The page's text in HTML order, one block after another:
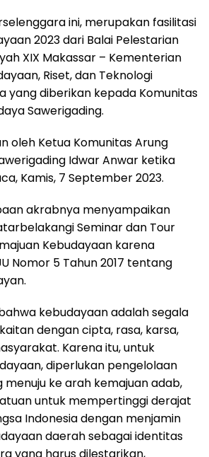
ini, merupakan fasilitasi
2023 dari Balai Pelestarian
XIX Makassar – Kementerian
Riset, dan Teknologi
yang diberikan kepada Komunitas
Sawerigading.
oleh Ketua Komunitas Arung
Idwar Anwar ketika
Kamis, 7 September 2023.
akrabnya menyampaikan
Seminar dan Tour
Kebudayaan karena
Nomor 5 Tahun 2017 tentang
kebudayaan adalah segala
dengan cipta, rasa, karsa,
Karena itu, untuk
diperlukan pengelolaan
menuju ke arah kemajuan adab,
untuk mempertinggi derajat
Indonesia dengan menjamin
daerah sebagai identitas